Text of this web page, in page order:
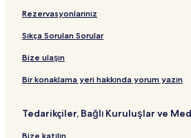
Keiki Cove Beach yakınındaki oteller
Glass Beach yakınındaki oteller
Hanapepe Valley Lookout
Ke’e Plajı yakınındaki oteller
Puhi Otelleri
Rezervasyonlarınız
Sıkça Sorulan Sorular
Bize ulaşın
Bir konaklama yeri hakkında yorum yazın
Tedarikçiler, Bağlı Kuruluşlar ve
Bize katılın